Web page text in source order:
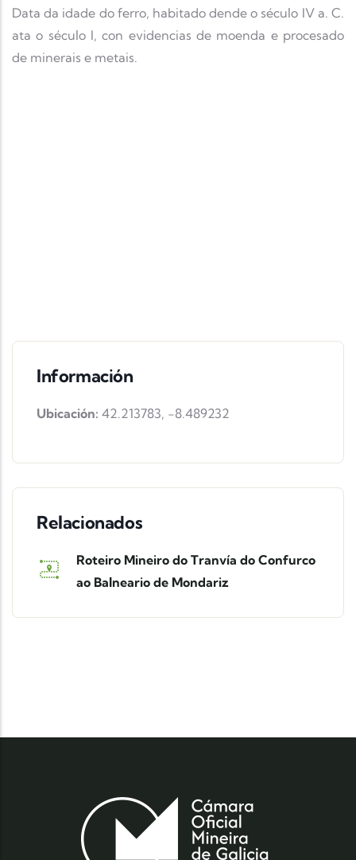
Data da idade do ferro, habitado dende o século IV a. C.
ata o século I, con evidencias de moenda e procesado
de minerais e metais.
Información
Ubicación: 42.213783, -8.489232
Relacionados
Roteiro Mineiro do Tranvía do Confurco
ao Balneario de Mondariz